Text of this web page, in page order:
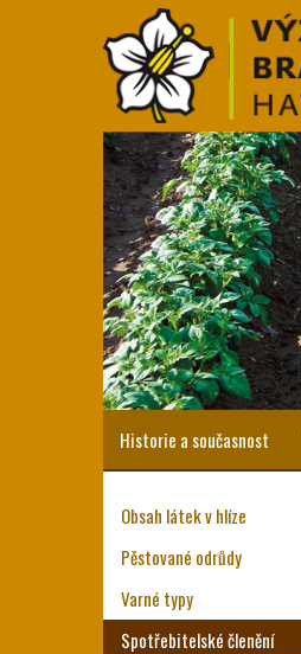
Historie a současnost
Obsah látek v hlíze
Pěstované odrůdy
Varné typy
Spotřebitelské členění